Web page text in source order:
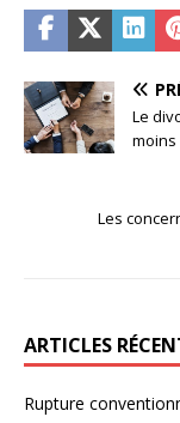
Le
Les
ARTICLES
Rupture